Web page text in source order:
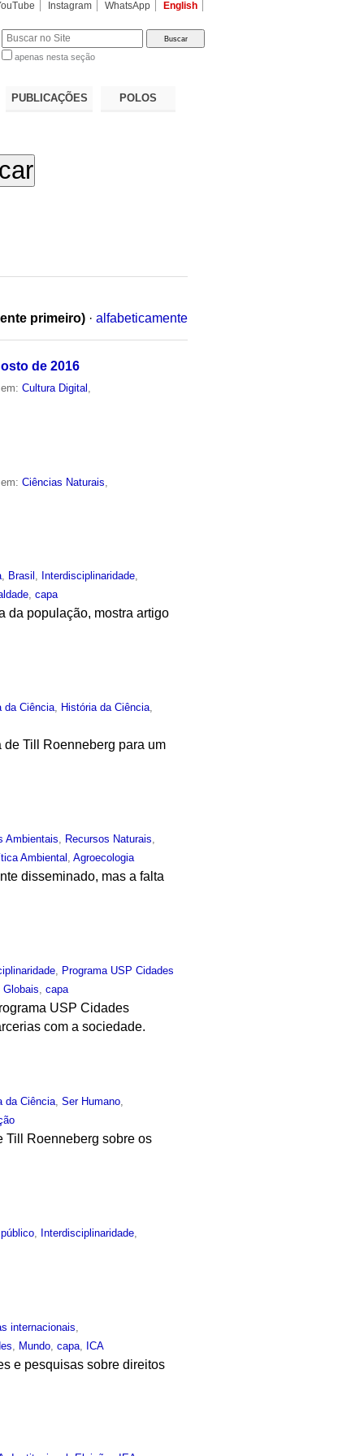
Instagram WhatsApp English
apenas nesta seção
PUBLICAÇÕES POLOS
primeiro) · alfabeticamente
de 2016
em:Cultura Digital
em:Ciências Naturais
, Brasil , Interdisciplinaridade,
,capa
da população, mostra artigo
da Ciência, História da Ciência,
Till Roenneberg para um
Ambientais Recursos Naturais
Ambiental
,Agroecologia
disseminado, mas a falta
Programa USP Cidades
Globais ,capa
USP Cidades
com a sociedade.
da Ciência,Ser Humano,
Till Roenneberg sobre os
Interdisciplinaridade
internacionais
Mundo ,capa ICA
e pesquisas sobre direitos